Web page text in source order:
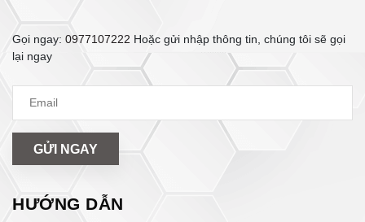
Gọi ngay: 0977107222 Hoặc gửi nhập thông tin, chúng tôi sẽ gọi
lại ngay
GỬI NGAY
HƯỚNG DẪN